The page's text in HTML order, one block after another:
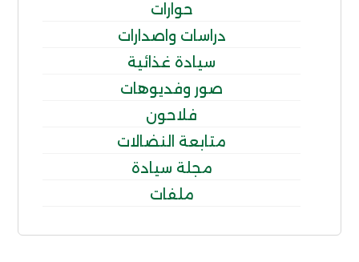
حوارات
دراسات واصدارات
سيادة غذائية
صور وفديوهات
فلاحون
متابعة النضالات
مجلة سيادة
ملفات